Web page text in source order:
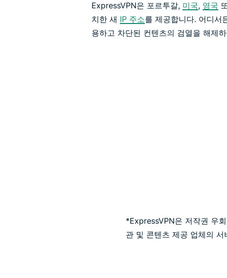
ExpressVPN은 포르투갈, 미국, 영국
치한 새 IP 주소를 제공합니다. 어디서
용하고 차단된 컨텐츠의 검열을 해제
*ExpressVPN은 저작권 우
관 및 콘텐츠 제공 업체의